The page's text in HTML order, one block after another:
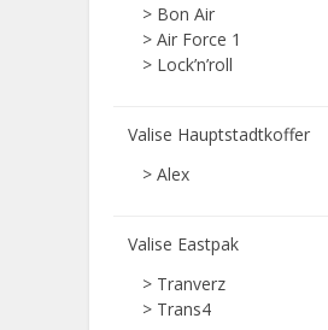
> Bon Air
> Air Force 1
> Lock’n’roll
Valise Hauptstadtkoffer
> Alex
Valise Eastpak
> Tranverz
> Trans4